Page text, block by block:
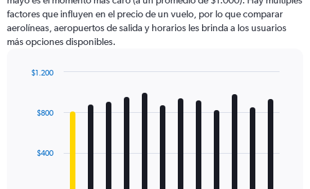
has
1
Y
axis
values.
factores que influyen en el precio de un vuelo, por lo que comparar
aerolíneas, aeropuertos de salida y horarios les brinda a los usuarios
más opciones disponibles.
with
The$400
$800
$1.200